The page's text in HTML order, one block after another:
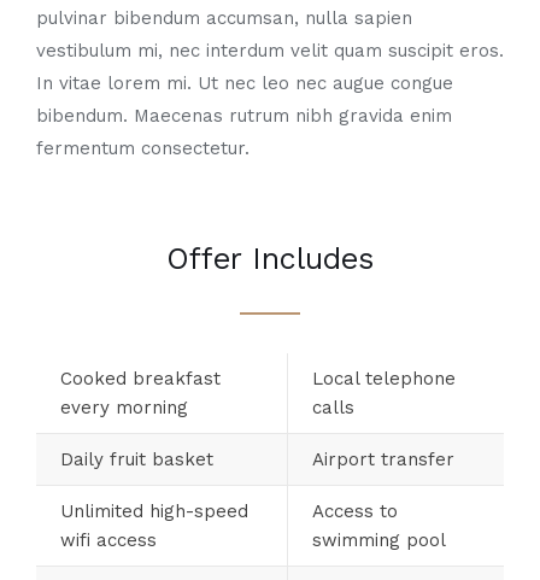
pulvinar bibendum accumsan, nulla sapien
vestibulum mi, nec interdum velit quam suscipit eros.
In vitae lorem mi. Ut nec leo nec augue congue
bibendum. Maecenas rutrum nibh gravida enim
fermentum consectetur.
Offer Includes
Cooked breakfast
every morning
Local telephone
calls
Daily fruit basket Airport transfer
Unlimited high-speed
wifi access
Access to
swimming pool